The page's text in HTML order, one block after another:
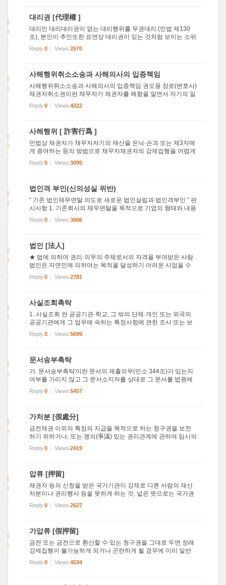
대리권 [代理權 ]
대리인 대리대리권이 없는 대리행위를 무권대리 (민법 제130
조), 본인이 추인또한 표면상 대리권이 있는 것처럼 보이는 소위
표현대리 (제129조, 제125조). 대리권의 발생은 법정대리 (제91
1조) 이나, 법원 (제936조) 또는 특정(제931조) 에 의하여 일어
Reply0 Views 2570
사해행위취소소송과 사해의사의 입증책임
사해행위취소소송과 사해의사의 입증책임 권오용 장로(변호사)
채권자취소권이란 채무자가 채권자를 해함을 알면서 자기의 일
반재산을 감소시키는 법률행위를 한 경위에 채권자가 그 법률
행위를 취소하고 재산을 원상회복하는 것을 내용으로 하는 권
Reply0 Views 4222
사해행위 [ 詐害行爲 ]
민법상 채권자가 채무자자기의 재산을 은닉·손괴 또는 제3자에
게 증여하는 등의 방법으로 채무자채권자의 강제집행을 어렵게
하는 경우를 '사해(詐害)행위' 라 한다. 이런 경우 채권자는 채무
자사해행위 취소소송을 제기하여 채무자것을 알면서도 그러한
Reply0 Views 3095
법인격 부인(신의성실 위반)
“ 기존 법인채무면탈 의도로 새로운 법인설립과 법인격부인 ” 판
시사항 1. 기존회사의 채무면탈을 목적으로 기업의 형태와 내용
이 실질적으로 동일하게 설립된 신설회사가 기존회사와 별개의
법인격임을 내세워 그 책임을 부정하는 것은 신의성실에 반하
Reply0 Views 3006
법인 [法人]
★ 법에 의하여 권리·의무의 주체로서의 자격을 부여받은 사람.
법인은 자연인에 의하여는 목적을 달성하기 어려운 사업을 수
행할 수 있게 하기 위하여 사람의 결합이나 특정한 재산에 대하
여 자연인과 마찬가지로 법률관계의 주체로서의 지위를 인정한
Reply0 Views 2781
사실조회촉탁
1. 사실조회 란 공공기관·학교, 그 밖의 단체·개인 또는 외국의
공공기관에게 그 업무에 속하는 특정사항에 관한 조사 또는 보
관중인 문서의 등본·사본의 송부를 촉탁함으로써 증거를 수집
하는 절차를 말한다. 민사소송법에는 증거에 관한 총칙 중에 '조
Reply0 Views 5699
문서송부촉탁
가. 문서송부촉탁'이란 문서의 제출의무(민소 344조)가 있는지
여부를 가리지 않고 그 문서소지자를 상대로 그 문서를 법원에
보내도록 촉탁할 것을 신청함으로써 하는 서증신청이다(민소 3
44조) 국가기관·법인·병원 등이 보관하는 문서를 서증으로 제출
Reply0 Views 5457
가처분 [假處分]
금전채권 이외의 특정의 지급을 목적으로 하는 청구권을 보전
하기 위하거나, 또는 쟁의(爭議) 있는 권리관계에 관하여 임시의
지위를 정함을 목적으로 하는 재판 가처분에는 다툼의 대상 즉
계쟁물(係爭物)에 관한 가처분과 임시의 지위를 정하는 가처분
Reply0 Views 2419
압류 [押留]
채권자 등의 신청을 받은 국가기관이 강제로 다른 사람의 재산
처분이나 권리행사 등을 못하게 하는 것. 넓은 뜻으로는 국가권
력으로 특정의 물건 또는 권리에 대하여 사인(私人)의 사실상의
처분(소비 등) 또는 법률상의 처분(양도 등)을 금지하는 행위를
Reply0 Views 2627
가압류 [假押留]
금전 또는 금전으로 환산할 수 있는 청구권을 그대로 두면 장래
강제집행이 불가능하게 되거나 곤란하게 될 경우에 미리 일반
담보가 되는 채무자의 재산을 압류하여 현상(現狀)을 보전하고,
그 변경을 금지하여 장래의 강제집행을 보전하는 절차. 가처분
Reply0 Views 4534